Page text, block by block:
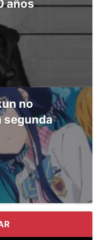
años
no
segunda